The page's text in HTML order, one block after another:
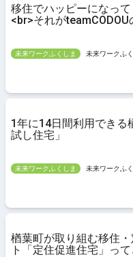
移住でハッピーになって
<br>それがteamCODOU
未来ワークふくしま 未来ワークふ
1年に14日間利用できる
試し住宅」
未来ワークふくしま 未来ワークふ
楢葉町が取り組む移住
ト「定住促進住宅」っ